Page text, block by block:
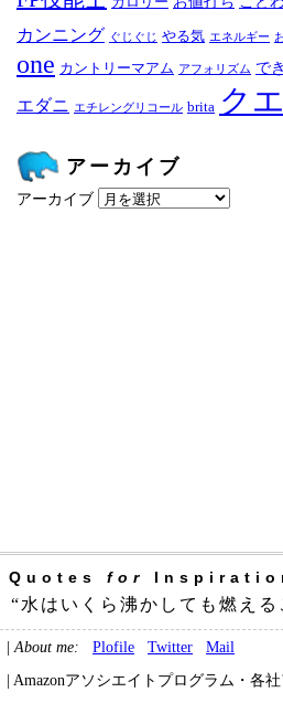
カンニング ぐじぐじ やる気 エネルギー
one カントリーマアム アフォリズム で
エダニ エチレングリコール brita ク
アーカイブ
アーカイブ
Quotes for
“水はいくら沸かしても燃える
| About me: Plofile Twitter
Mail
| Amazonアソシエイトプログラム・各